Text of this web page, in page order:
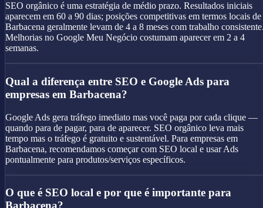
SEO orgânico é uma estratégia de médio prazo. Resultados iniciais
aparecem em 60 a 90 dias; posições competitivas em termos locais de
Barbacena geralmente levam de 4 a 8 meses com trabalho
Melhorias no Google Meu Negócio costumam aparecer em 2 a 4
semanas.
Qual a diferença entre SEO e Google Ads para
empresas em Barbacena?
Google Ads gera tráfego imediato mas você paga por cada clique —
quando para de pagar, para de aparecer. SEO orgânico leva mais
tempo mas o tráfego é gratuito e sustentável. Para empresas em
Barbacena, recomendamos começar com SEO local e usar Ads
pontualmente para produtos/serviços específicos.
O que é SEO local e por que é importante para
Barbacena?